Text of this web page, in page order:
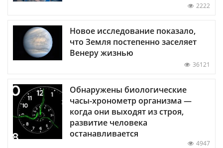
2222
Новое исследование показало,
что Земля постепенно заселяет
Венеру жизнью
36121
Обнаружены биологические
часы-хронометр организма —
когда они выходят из строя,
развитие человека
останавливается
4947